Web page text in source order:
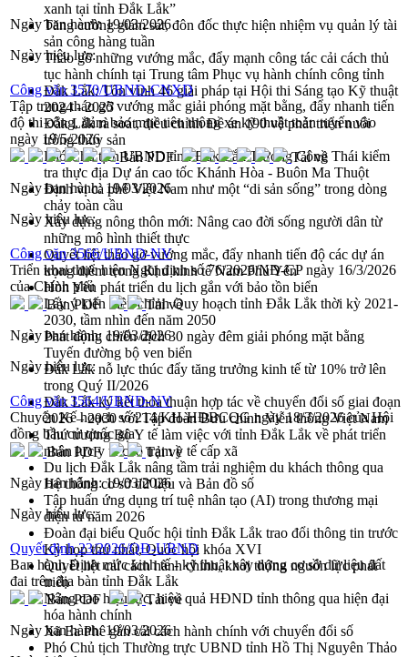
xanh tại tỉnh Đắk Lắk”
Tăng cường giám sát, đôn đốc thực hiện nhiệm vụ quản lý tài
sản công hàng tuần
Tháo gỡ những vướng mắc, đẩy mạnh công tác cải cách thủ
tục hành chính tại Trung tâm Phục vụ hành chính công tỉnh
Đắk Lắk: Tôn vinh 46 giải pháp tại Hội thi Sáng tạo Kỹ thuật
2024 - 2025
Đắk Lắk rà soát, điều chỉnh Đề án 190 về phát triển nuôi
trồng thủy sản
Phó Chủ tịch UBND tỉnh Đắk Lắk Trương Công Thái kiểm
tra thực địa Dự án cao tốc Khánh Hòa - Buôn Ma Thuột
Định vị cà phê Việt Nam như một “di sản sống” trong dòng
chảy toàn cầu
Xây dựng nông thôn mới: Nâng cao đời sống người dân từ
những mô hình thiết thực
Quyết liệt tháo gỡ vướng mắc, đẩy nhanh tiến độ các dự án
trọng điểm trong Khu kinh tế Nam Phú Yên
Hòn Yến phát triển du lịch gắn với bảo tồn biển
Lấy ý kiến điều chỉnh Quy hoạch tỉnh Đắk Lắk thời kỳ 2021-
2030, tầm nhìn đến năm 2050
Phát động chiến dịch 30 ngày đêm giải phóng mặt bằng
Tuyến đường bộ ven biển
Đắk Lắk nỗ lực thúc đẩy tăng trưởng kinh tế từ 10% trở lên
trong Quý II/2026
Đắk Lắk ký kết thỏa thuận hợp tác về chuyển đổi số giai đoạn
2026 – 2030 với Tập đoàn Bưu chính Viễn thông Việt Nam
Thứ trưởng Bộ Y tế làm việc với tỉnh Đắk Lắk về phát triển
nhân lực y tế cho trạm y tế cấp xã
Du lịch Đắk Lắk nâng tầm trải nghiệm du khách thông qua
Hệ thống cơ sở dữ liệu và Bản đồ số
Tập huấn ứng dụng trí tuệ nhân tạo (AI) trong thương mại
điện tử năm 2026
Đoàn đại biểu Quốc hội tỉnh Đắk Lắk trao đổi thông tin trước
Kỳ họp thứ nhất, Quốc hội khóa XVI
Quyết liệt cải cách hành chính, khơi thông nguồn lực phát
triển
Nâng cao hiệu lực, hiệu quả HĐND tỉnh thông qua hiện đại
hóa hành chính
Xã Ea Phê gắn cải cách hành chính với chuyển đổi số
Phó Chủ tịch Thường trực UBND tỉnh Hồ Thị Nguyên Thảo
Ngày ban hành:19/03/2026
Ngày hiệu lực:
Công văn 3570/UBND-CNXD
Tập trung tháo gỡ vướng mắc giải phóng mặt bằng, đẩy nhanh tiến
độ thi công, đảm bảo mục tiêu thông xe kỹ thuật toàn tuyến vào
ngày 19/5/2026
Bản PDF
Tải về
Ngày ban hành:19/03/2026
Ngày hiệu lực:
Công văn 3566/UBND-NV
Triển khai thực hiện Nghị định số 76/2026/NĐ-CP ngày 16/3/2026
của Chính phủ
Bản PDF
Tải về
Ngày ban hành: 19/03/2026
Ngày hiệu lực:
Công văn 3564/UBND-NV
Chuyển Kế hoạch số 214/KH-HĐBCQG ngày 18/3/2026 của Hội
đồng bầu cử quốc gia
Bản PDF
Tải về
Ngày ban hành:19/03/2026
Ngày hiệu lực:
Quyết định 23/2026/QĐ-UBND
Ban hành Định mức kinh tế - kỹ thuật xây dựng cơ sở dữ liệu đất
đai trên địa bàn tỉnh Đắk Lắk
Bản PDF
Tải về
Ngày ban hành:19/03/2026